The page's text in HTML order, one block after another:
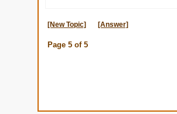
[New Topic] [Answer]
Page 5 of 5